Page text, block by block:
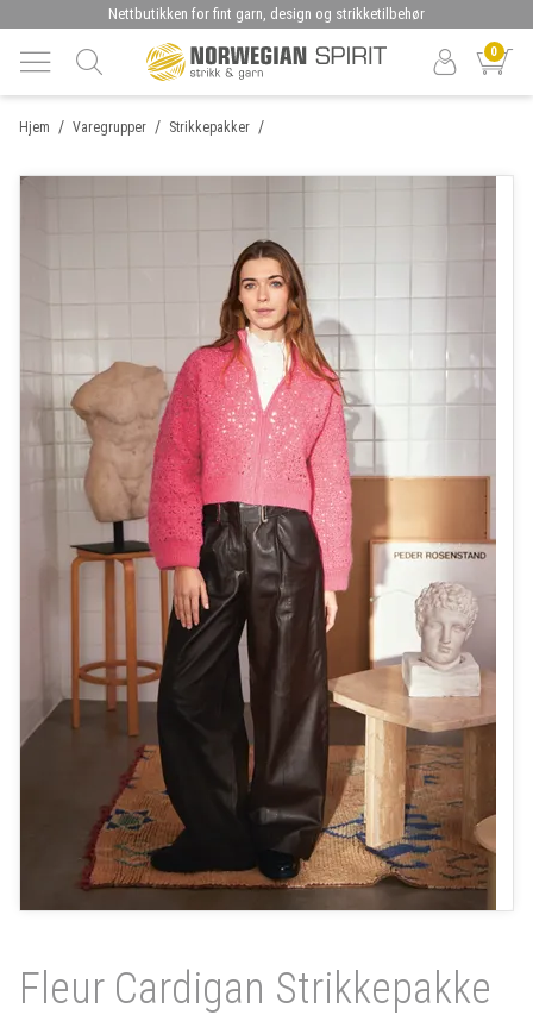
Nettbutikken for fint garn, design og strikketilbehør
0
/
Hjem /
Varegrupper /
Strikkepakker
Fleur Cardigan Strikkepakke